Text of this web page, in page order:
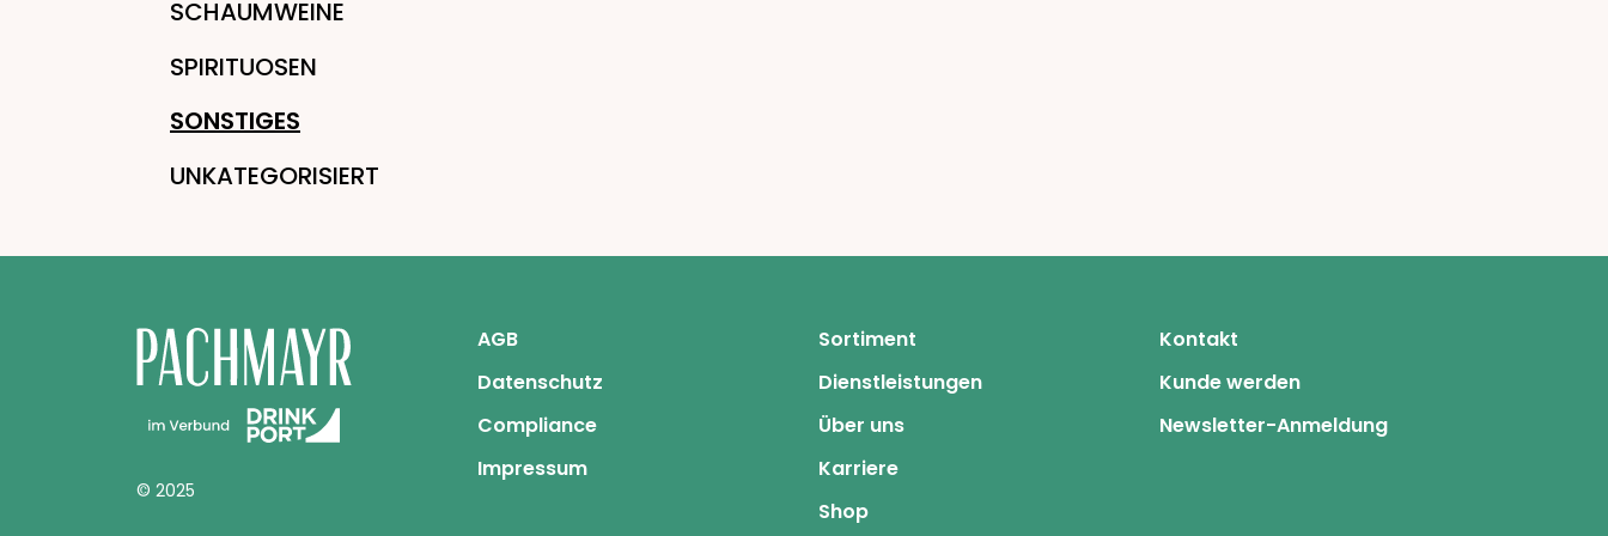
SCHAUMWEINE
SPIRITUOSEN
SONSTIGES
UNKATEGORISIERT
© 2025
AGB
Datenschutz
Compliance
Impressum
Sortiment
Dienstleistungen
Über uns
Karriere
Shop
Kontakt
Kunde werden
Newsletter-Anmeldung